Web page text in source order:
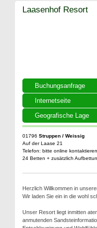
Buchungsanfrage
Internetseite
Geografische Lage
Laasenhof Resort
01796 Struppen / Weissig
Auf der Laase 21
Telefon: bitte online kontaktieren
24 Betten + zusätzlich
Herzlich Willkommen in
Wir laden Sie ein in die wohl
Unser Resort liegt inmitten
anmutenden